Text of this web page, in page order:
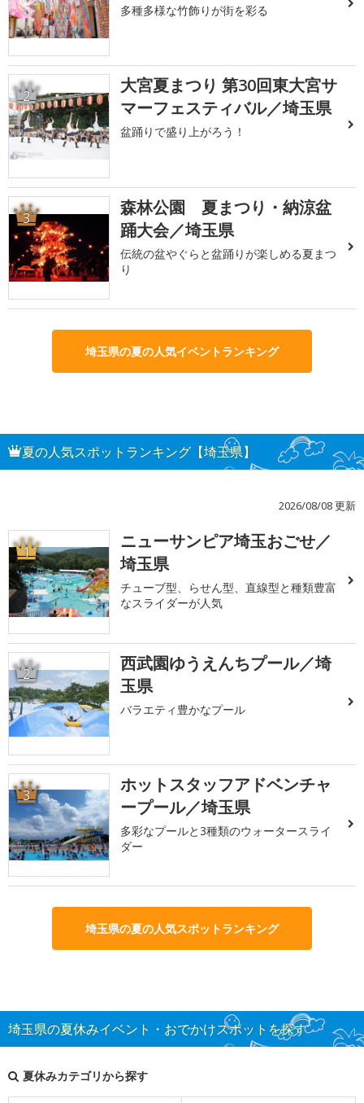
多種多様な竹飾りが街を彩る
2
大宮夏まつり 第30回東大宮サ
マーフェスティバル／埼玉県
盆踊りで盛り上がろう！
3
森林公園 夏まつり・納涼盆
踊大会／埼玉県
伝統の盆やぐらと盆踊りが楽しめる夏まつ
り
埼玉県の夏の人気イベントランキング
夏の人気スポットランキング【埼玉県】
2026/08/08 更新
1
ニューサンピア埼玉おごせ／
埼玉県
チューブ型、らせん型、直線型と種類豊富
なスライダーが人気
2
西武園ゆうえんちプール／埼
玉県
バラエティ豊かなプール
3
ホットスタッフアドベンチャ
ープール／埼玉県
多彩なプールと3種類のウォータースライ
ダー
埼玉県の夏の人気スポットランキング
埼玉県の夏休みイベント・おでかけスポットを探す
夏休みカテゴリから探す